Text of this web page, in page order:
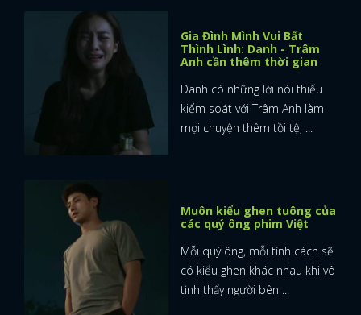
Gia Đình Mình Vui Bất
Thình Lình: Danh - Trâm
Anh cần thêm thời gian
Danh có những lời nói thiếu
kiểm soát với Trâm Anh làm
mọi chuyện thêm tồi tệ, ...
Muôn kiểu ghen tuông của
các quý ông phim Việt
Mỗi quý ông, mỗi tính cách sẽ
có kiểu ghen khác nhau khi vô
tình thấy người bên ...